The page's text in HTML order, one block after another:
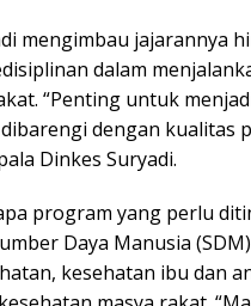
mengimbau jajarannya
dalam
“Penting untuk
dengan kualitas
Dinkes Suryadi.
program yang perlu
Daya Manusia
kesehatan ibu dan